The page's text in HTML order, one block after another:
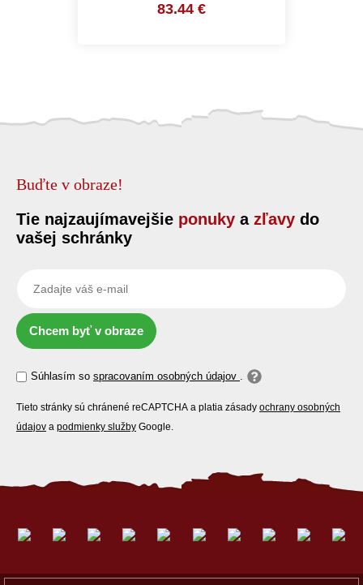
83.44 €
Buďte v obraze!
Tie najzaujímavejšie ponuky a zľavy do
vašej schránky
Chcem byť v obraze
Súhlasím so spracovaním osobných údajov .
Tieto stránky sú chránené reCAPTCHA a platia zásady ochrany osobných
údajov a podmienky služby Google.